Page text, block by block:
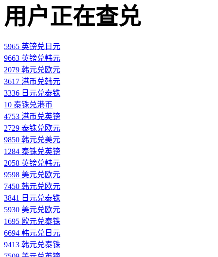
用户正在查兑
5965 英镑兑日元
9663 英镑兑韩元
2079 韩元兑欧元
3617 港币兑韩元
3336 日元兑泰铢
10 泰铢兑港币
4753 港币兑英镑
2729 泰铢兑欧元
9850 韩元兑美元
1284 泰铢兑英镑
2058 英镑兑韩元
9598 美元兑欧元
7450 韩元兑欧元
3841 日元兑泰铢
5930 美元兑欧元
1695 欧元兑泰铢
6694 韩元兑日元
9413 韩元兑泰铢